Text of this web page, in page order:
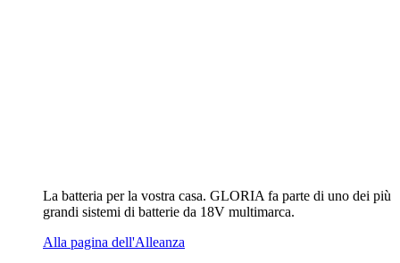
La batteria per la vostra casa. GLORIA fa parte di uno dei più
grandi sistemi di batterie da 18V multimarca.
Alla pagina dell'Alleanza